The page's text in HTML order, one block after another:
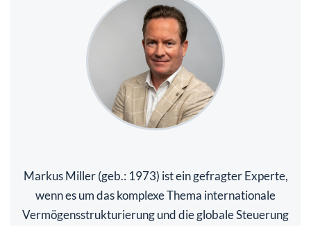
Markus Miller (geb.: 1973) ist ein gefragter Experte,
wenn es um das komplexe Thema internationale
Vermögensstrukturierung und die globale Steuerung